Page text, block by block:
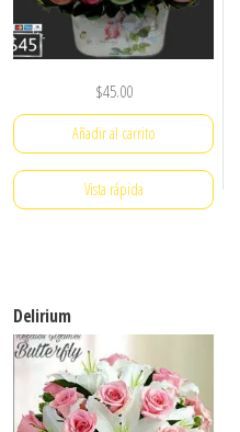
$45.00
Añadir al carrito
Vista rápida
Delirium